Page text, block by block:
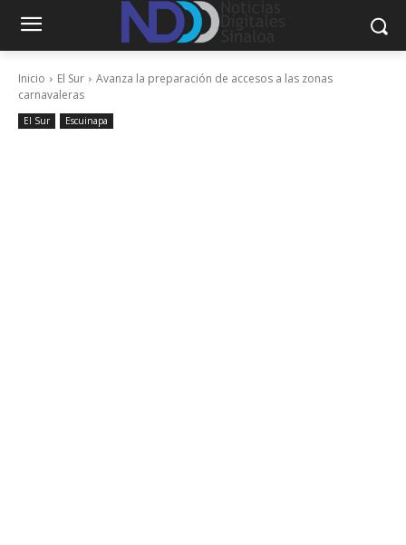
Inicio El Sur
Avanza la preparación de accesos a las zonas
carnavaleras
El Sur Escuinapa